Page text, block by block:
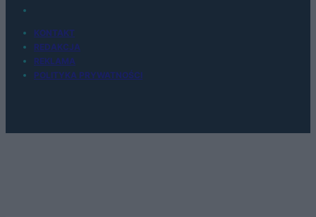
KONTAKT
REDAKCJA
REKLAMA
POLITYKA PRYWATNOŚCI